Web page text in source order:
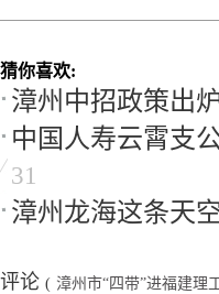
猜你喜欢:
漳州中招政策出
中国人寿云霄支
31
漳州龙海这条天
评论 ( 漳州市“四带”进福建理